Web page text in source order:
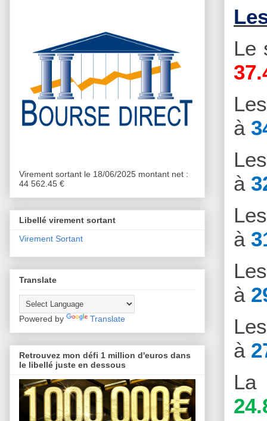
Le
à
à
à
à
à
La
Virement sortant le 18/06/2025 montant net :
44 562.45 €
Libellé virement sortant
Virement Sortant
Translate
Powered by Translate
Retrouvez mon défi 1 million d'euros dans
le libellé juste en dessous